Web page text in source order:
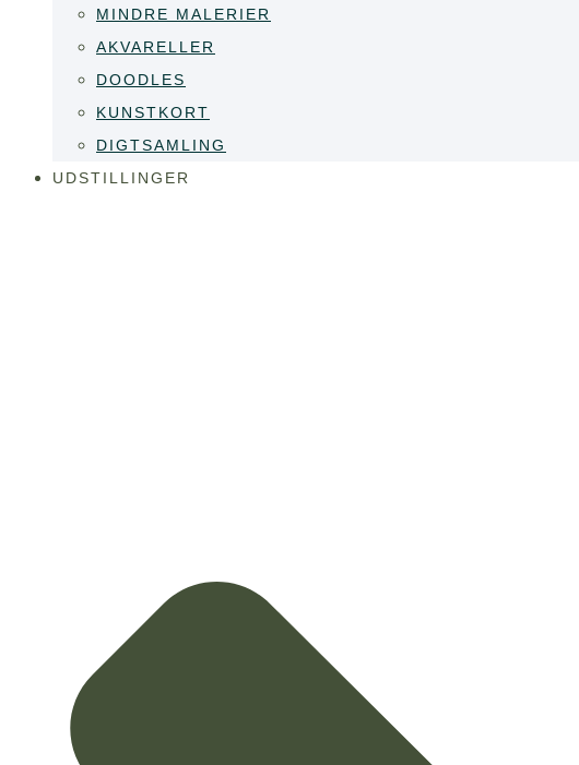
MINDRE MALERIER
AKVARELLER
DOODLES
KUNSTKORT
DIGTSAMLING
UDSTILLINGER